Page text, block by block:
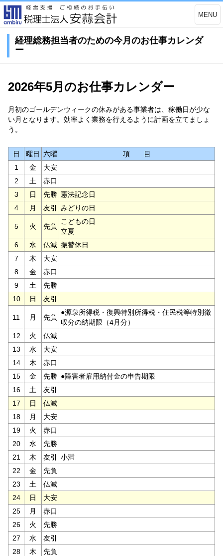
MENU
経理総務担当者のための今月のお仕事カレンダ
ー
2026年5月のお仕事カレンダー
月初のゴールデンウィークの休みがある事業者は、稼働日が少な
い月となります。効率よく業務を行えるように計画を立てましょ
う。
日 曜日 六曜
項 目
1
金
大安
2
土
赤口
3
日 先勝 憲法記念日
4
月 友引 みどりの日
5 火 先負
こどもの日
立夏
6
水 仏滅 振替休日
7
木
大安
8
金
赤口
9
土
先勝
10
日 友引
11 月 先負
●源泉所得税・復興特別所得税・住民税等特別徴
収分の納期限（4月分）
12
火
仏滅
13
水
大安
14
木
赤口
15
金 先勝 ●障害者雇用納付金の申告期限
16
土
友引
17
日
仏滅
18
月
大安
19
火
赤口
20
水
先勝
21
木 友引
小満
22
金
先負
23
土
仏滅
24
日
大安
25
月
赤口
26
火
先勝
27
水
友引
28
木
先負